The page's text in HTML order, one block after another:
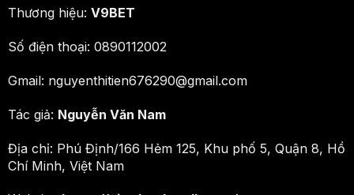
Thương hiệu: V9BET
Số điện thoại: 0890112002
Gmail: nguyenthitien676290@gmail.com
Tác giả: Nguyễn Văn Nam
Địa chỉ: Phú Định/166 Hẻm 125, Khu phố 5, Quận 8, Hồ
Chí Minh, Việt Nam